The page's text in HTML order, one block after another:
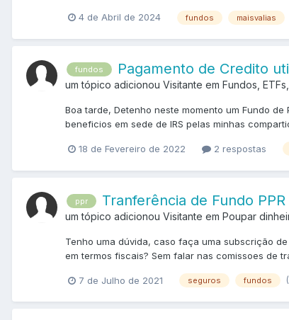
4 de Abril de 2024 fundos maisvalias
fundos Pagamento de Credito
um tópico adicionou Visitante em Fundos,
Boa tarde, Detenho neste momento um Fundo
beneficios em sede de IRS pelas minhas
18 de Fevereiro de 2022 2 respostas
ppr Tranferência de Fundo
um tópico adicionou Visitante em Poupar
Tenho uma dúvida, caso faça uma subscrição
em termos fiscais? Sem falar nas comissoes de
7 de Julho de 2021 seguros fundos